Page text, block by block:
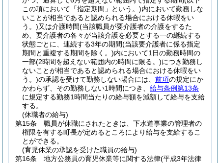
この項において「指定期間」という。)内において勤務しな
いことが相当であると認められる場合における休暇をい
う。)又は介護時間(当該職員が要介護者の介護をするた
め、要介護者の各々が当該介護を必要とする一の継続する
状態ごとに、連続する3年の期間(当該要介護者に係る指定
期間と重複する期間を除く。)内において1日の勤務時間の
一部(2時間を超えない範囲内の時間に限る。)につき勤務し
ないことが相当であると認められる場合における休暇をい
う。)の承認を受けて勤務しない場合には、 前項の規定にか
かわらず、その勤務しない1時間につき、 給与条例第13条
に規定する勤務1時間当たりの給与額を減額して給与を支給
する。
(休職者の給与)
第15条
職員が休職にされたときは、下水道事業の管理者の
権限を有する町長が定めるところにより給与を支給するこ
とができる。
(育児休業の承認を受けた職員の給与)
第16条
地方公務員の育児休業等に関する法律(平成3年法律